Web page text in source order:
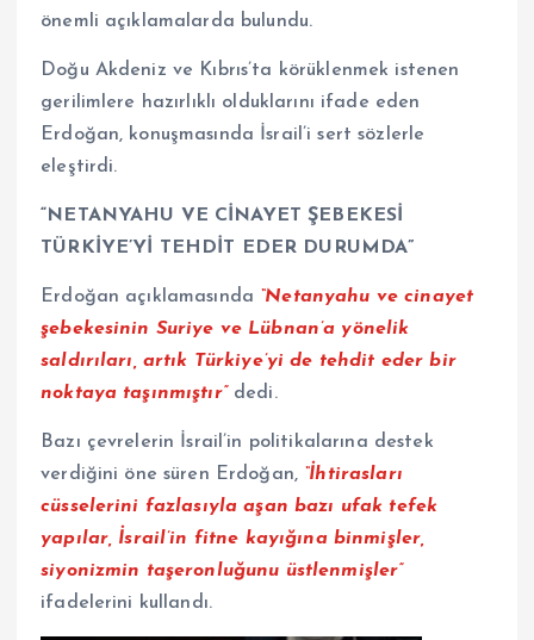
önemli açıklamalarda bulundu.
Doğu Akdeniz ve Kıbrıs’ta körüklenmek istenen
gerilimlere hazırlıklı olduklarını ifade eden
Erdoğan, konuşmasında İsrail’i sert sözlerle
eleştirdi.
“NETANYAHU VE CİNAYET ŞEBEKESİ
TÜRKİYE’Yİ TEHDİT EDER DURUMDA”
Erdoğan açıklamasında “Netanyahu ve cinayet
şebekesinin Suriye ve Lübnan’a yönelik
saldırıları, artık Türkiye’yi de tehdit eder bir
noktaya taşınmıştır”dedi.
Bazı çevrelerin İsrail’in politikalarına destek
verdiğini öne süren Erdoğan, “İhtirasları
cüsselerini fazlasıyla aşan bazı ufak tefek
yapılar, İsrail’in fitne kayığına binmişler,
siyonizmin taşeronluğunu üstlenmişler”
ifadelerini kullandı.